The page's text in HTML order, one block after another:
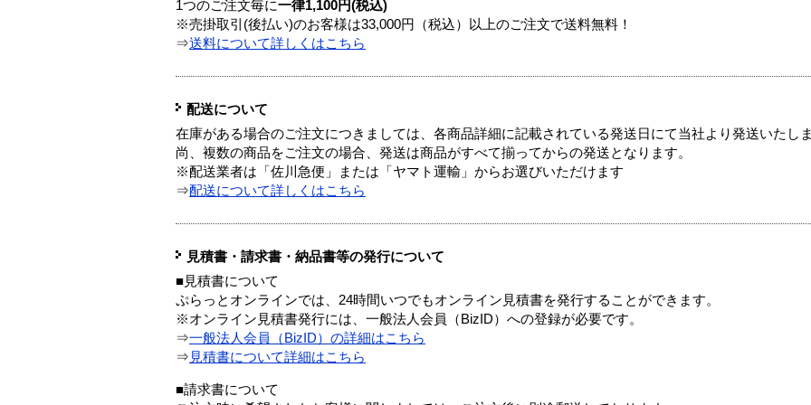
1つのご注文毎に一律1,100円(税込)
※売掛取引(後払い)のお客様は33,000円（税込）以上のご注文で送料無料！
⇒送料について詳しくはこちら
配送について
在庫がある場合のご注文につきましては、各商品詳細に記載されている発送日にて当社より発送いたし
尚、複数の商品をご注文の場合、発送は商品がすべて揃ってからの発送となります。
※配送業者は「佐川急便」または「ヤマト運輸」からお選びいただけます
⇒配送について詳しくはこちら
見積書・請求書・納品書等の発行について
■見積書について
ぷらっとオンラインでは、24時間いつでもオンライン見積書を発行することができます。
※オンライン見積書発行には、一般法人会員（BizID）への登録が必要です。
⇒一般法人会員（BizID）の詳細はこちら
⇒ 見積書について詳細はこちら
■請求書について